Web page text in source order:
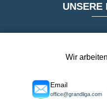
UNSERE
Wir
Email
office@grandliga.com